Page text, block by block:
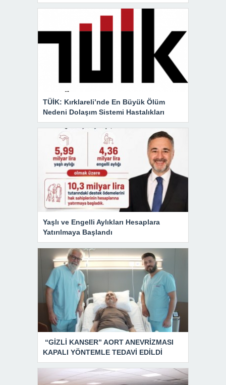
TÜİK: Kırklareli’nde En Büyük Ölüm
Nedeni Dolaşım Sistemi Hastalıkları
Yaşlı ve Engelli Aylıkları Hesaplara
Yatırılmaya Başlandı
“GİZLİ KANSER” AORT ANEVRİZMASI
KAPALI YÖNTEMLE TEDAVİ EDİLDİ